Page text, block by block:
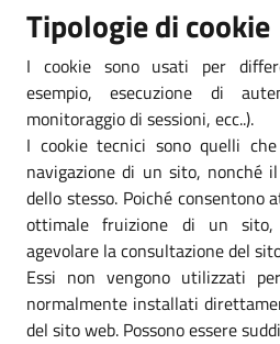
Tipologie di cookie
I cookie sono usati per
esempio, esecuzione di
monitoraggio di sessioni, ecc..).
I cookie tecnici sono quelli
navigazione di un sito, nonché
dello stesso. Poiché consentono
ottimale fruizione di un
agevolare la consultazione del
Essi non vengono utilizzati
normalmente installati
del sito web. Possono essere